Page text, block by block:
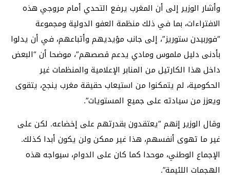
وأشار الوزير إلى أن المغرب يرفع التحدي أمام مروجي هذه
الافتراءات، بما في ذلك منظمة العفو الدولية ومجموعة
“فوربيدن ستوريز”، إلى جانب مؤيديهم وأتباعهم، في أن يدلوا
بأدنى دليل ملموس ومادي يدعم قصصهم”، موضحا أن “البعض
داخل هذا الكارتيل من المنابر الإعلامية والمنظمات غير
الحكومية، لم يتمكنوا من استيعاب حقيقة مغرب ينجح، يتقوى
ويعزز من سيادته على جميع المستويات”.
وقال الوزير إنهم “يعتقدون بقدرتهم على إخضاعه. لكن على
غير ما تهوى أنفسهم، هذا غير ممكن ولن يكون أبدا كذلك.
الإجماع الوطني، موحدا كما كان على الدوام، سيواجه هذه
الهجمات اللئيمة”.